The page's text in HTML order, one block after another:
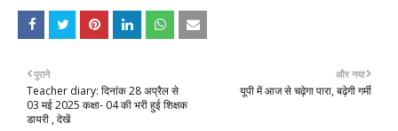
और नया
यूपी में आज से चढ़ेगा पारा, बढ़ेगी गर्मी
पुराने
Teacher diary: दिनांक 28 अप्रैल से
03 मई 2025 कक्षा- 04 की भरी हुई शिक्षक
डायरी , देखें